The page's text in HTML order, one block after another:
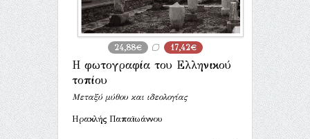
24,88€ 17,42€
Η φωτογραφία του Ελληνικού
τοπίου
Μεταξύ μύθου και ιδεολογίας
Ηρακλής Παπαϊωάννου